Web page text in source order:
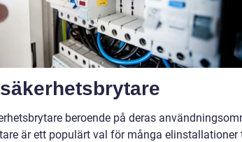
beroende på deras
är ett populärt val för många elinstallationer